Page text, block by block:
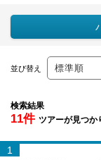
並び替え
検索結果
11件 ツアーが見つか
1